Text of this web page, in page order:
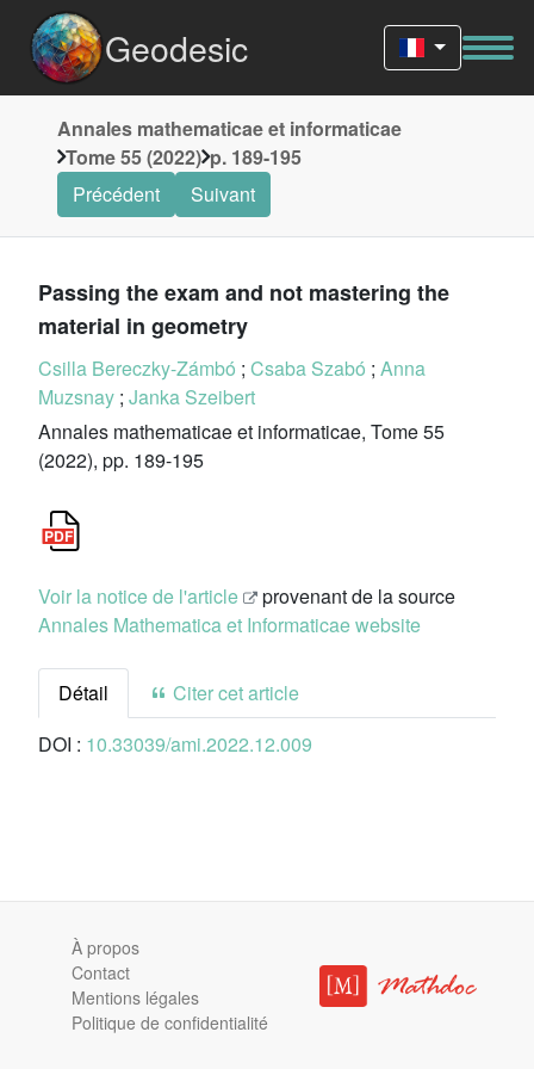
Geodesic
Annales mathematicae et informaticae
Tome 55 (2022) p. 189-195
Précédent
Suivant
Passing the exam and not mastering the
material in geometry
Csilla Bereczky-Zámbó ; Csaba Szabó ; Anna
Muzsnay ; Janka Szeibert
Annales mathematicae et informaticae, Tome 55
(2022), pp. 189-195
Voir la notice de l'article
provenant de la source
Annales Mathematica et Informaticae website
Détail
Citer cet article
DOI : 10.33039/ami.2022.12.009
À propos
Contact
Mentions légales
Politique de confidentialité